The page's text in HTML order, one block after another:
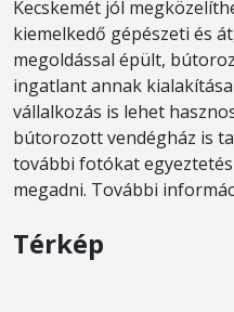
Kecskemét jól
kiemelkedő gépészeti és
megoldással épült,
ingatlant annak
vállalkozás is lehet
bútorozott vendégház is
további fotókat
megadni. További
Térkép